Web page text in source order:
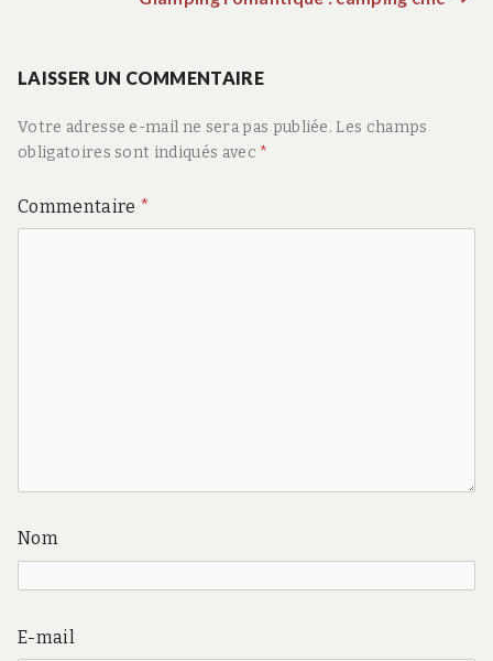
l’article
LAISSER UN COMMENTAIRE
Votre adresse e-mail ne sera pas publiée. Les champs
obligatoires sont indiqués avec *
Commentaire *
Nom
E-mail